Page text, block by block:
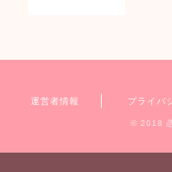
運営者情報 プライバ
© 2018